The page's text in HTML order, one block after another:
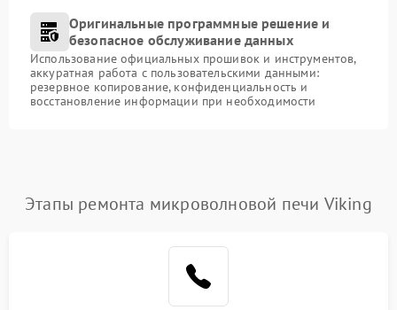
Оригинальные программные решение и
безопасное обслуживание данных
Использование официальных прошивок и инструментов,
аккуратная работа с пользовательскими данными:
резервное копирование, конфиденциальность и
восстановление информации при необходимости
Этапы ремонта микроволновой печи Viking